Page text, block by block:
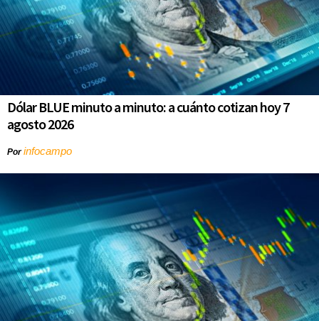
Dólar BLUE minuto a minuto: a cuánto cotizan hoy 7
agosto 2026
Porinfocampo